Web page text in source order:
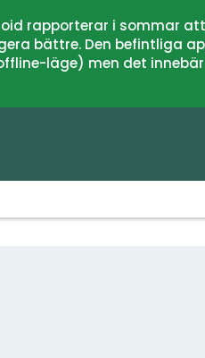
rapporterar i sommar
bättre. Den befintliga
läge) men det